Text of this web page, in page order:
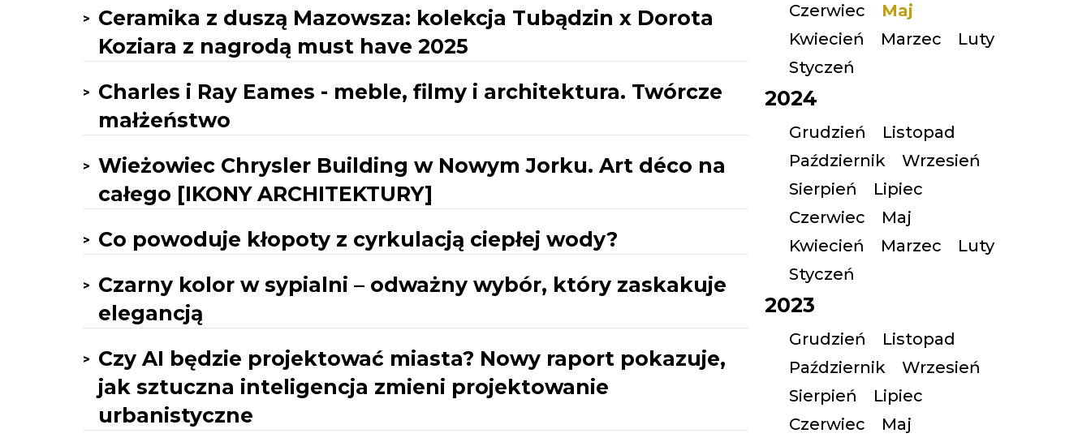
Ceramika z duszą Mazowsza: kolekcja Tubądzin x Dorota
Koziara z nagrodą must have 2025
Charles i Ray Eames - meble, filmy i architektura. Twórcze
małżeństwo
Wieżowiec Chrysler Building w Nowym Jorku. Art déco na
całego [IKONY ARCHITEKTURY]
Co powoduje kłopoty z cyrkulacją ciepłej wody?
Czarny kolor w sypialni – odważny wybór, który zaskakuje
elegancją
Czy AI będzie projektować miasta? Nowy raport pokazuje,
jak sztuczna inteligencja zmieni projektowanie
urbanistyczne
Czerwiec
Maj
Kwiecień
Marzec
Luty
Styczeń
2024
Grudzień
Listopad
Październik
Wrzesień
Sierpień
Lipiec
Czerwiec
Maj
Kwiecień
Marzec
Luty
Styczeń
2023
Grudzień
Listopad
Październik
Wrzesień
Sierpień
Lipiec
Czerwiec
Maj